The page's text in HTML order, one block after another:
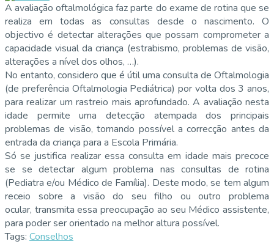
A avaliação oftalmológica faz parte do exame de rotina que se
realiza em todas as consultas desde o nascimento. O
objectivo é detectar alterações que possam comprometer a
capacidade visual da criança (estrabismo, problemas de visão,
alterações a nível dos olhos, …).
No entanto, considero que é útil uma consulta de Oftalmologia
(de preferência Oftalmologia Pediátrica) por volta dos 3 anos,
para realizar um rastreio mais aprofundado. A avaliação nesta
idade permite uma detecção atempada dos principais
problemas de visão, tornando possível a correcção antes da
entrada da criança para a Escola Primária.
Só se justifica realizar essa consulta em idade mais precoce
se se detectar algum problema nas consultas de rotina
(Pediatra e/ou Médico de Família). Deste modo, se tem algum
receio sobre a visão do seu filho ou outro problema
ocular, transmita essa preocupação ao seu Médico assistente,
para poder ser orientado na melhor altura possível.
Tags: Conselhos